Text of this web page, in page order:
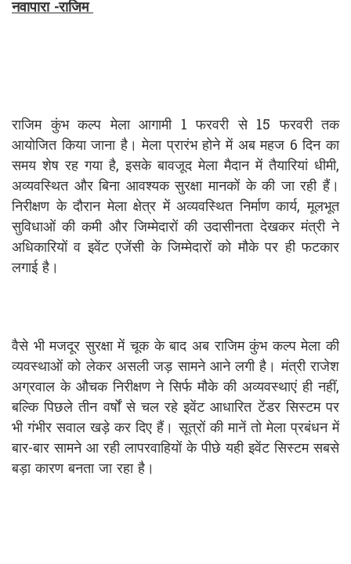
नवापारा -राजिम
राजिम कुंभ कल्प मेला आगामी 1 फरवरी से 15 फरवरी तक
आयोजित किया जाना है। मेला प्रारंभ होने में अब महज 6 दिन का
समय शेष रह गया है, इसके बावजूद मेला मैदान में तैयारियां धीमी,
अव्यवस्थित और बिना आवश्यक सुरक्षा मानकों के की जा रही हैं।
निरीक्षण के दौरान मेला क्षेत्र में अव्यवस्थित निर्माण कार्य, मूलभूत
सुविधाओं की कमी और जिम्मेदारों की उदासीनता देखकर मंत्री ने
अधिकारियों व इवेंट एजेंसी के जिम्मेदारों को मौके पर ही फटकार
लगाई है।
वैसे भी मजदूर सुरक्षा में चूक के बाद अब राजिम कुंभ कल्प मेला की
व्यवस्थाओं को लेकर असली जड़ सामने आने लगी है। मंत्री राजेश
अग्रवाल के औचक निरीक्षण ने सिर्फ मौके की अव्यवस्थाएं ही नहीं,
बल्कि पिछले तीन वर्षों से चल रहे इवेंट आधारित टेंडर सिस्टम पर
भी गंभीर सवाल खड़े कर दिए हैं। सूत्रों की मानें तो मेला प्रबंधन में
बार-बार सामने आ रही लापरवाहियों के पीछे यही इवेंट सिस्टम सबसे
बड़ा कारण बनता जा रहा है।